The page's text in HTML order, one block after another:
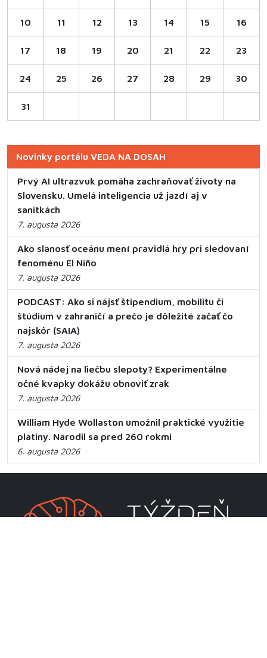
10 11 12 13 14 15 16
17 18 19 20 21 22 23
24 25 26 27 28 29 30
31
Novinky portálu VEDA NA DOSAH
Prvý AI ultrazvuk pomáha zachraňovať životy na
Slovensku. Umelá inteligencia už jazdí aj v
sanitkách
7. augusta 2026
Ako slanosť oceánu mení pravidlá hry pri sledovaní
fenoménu El Niño
7. augusta 2026
PODCAST: Ako si nájsť štipendium, mobilitu či
štúdium v zahraničí a prečo je dôležité začať čo
najskôr (SAIA)
7. augusta 2026
Nová nádej na liečbu slepoty? Experimentálne
očné kvapky dokážu obnoviť zrak
7. augusta 2026
William Hyde Wollaston umožnil praktické využitie
platiny. Narodil sa pred 260 rokmi
6. augusta 2026